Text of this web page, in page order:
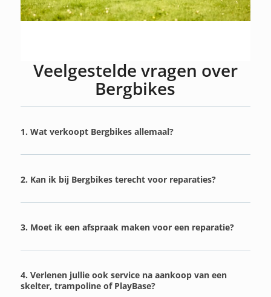
Veelgestelde vragen over
Bergbikes
1. Wat verkoopt Bergbikes allemaal?
2. Kan ik bij Bergbikes terecht voor reparaties?
3. Moet ik een afspraak maken voor een reparatie?
4. Verlenen jullie ook service na aankoop van een
skelter, trampoline of PlayBase?